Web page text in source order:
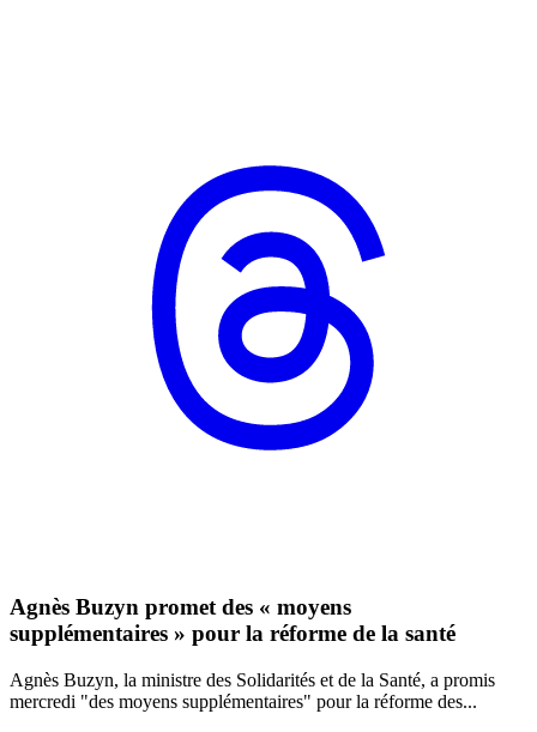
Agnès Buzyn promet des « moyens
supplémentaires » pour la réforme de la santé
Agnès Buzyn, la ministre des Solidarités et de la Santé, a promis
mercredi "des moyens supplémentaires" pour la réforme des...